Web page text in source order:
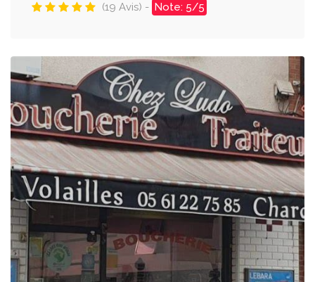
(19 Avis) - Note: 5/5